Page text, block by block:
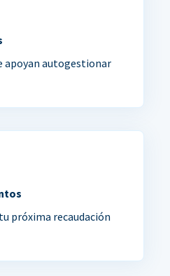
apoyan autogestionar
próxima recaudación